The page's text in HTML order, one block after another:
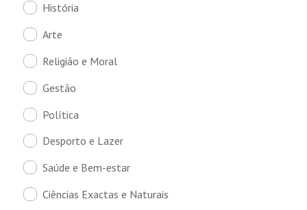
História
Arte
Religião e Moral
Gestão
Política
Desporto e Lazer
Saúde e Bem-estar
Ciências Exactas e Naturais